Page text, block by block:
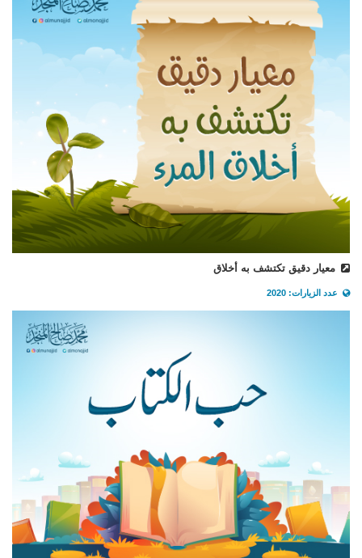
معيار دقيق تكتشف به أخلاق
عدد الزيارات: 2020